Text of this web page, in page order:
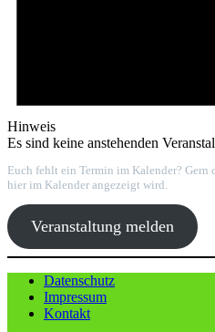
Hinweis
Es sind keine anstehenden
Euch fehlt ein Termin im Kalender? Gern
hier im Kalender angezeigt wird.
Veranstaltung melden
Datenschutz
Impressum
Kontakt